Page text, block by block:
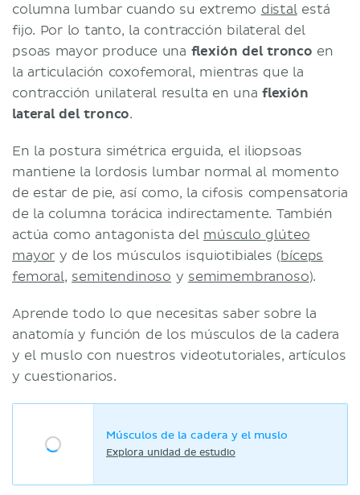
columna lumbar cuando su extremo distalestá
fijo. Por lo tanto, la contracción bilateral del
psoas mayor produce una flexión del tronco en
la articulación coxofemoral, mientras que la
contracción unilateral resulta en una flexión
lateral del tronco.
En la postura simétrica erguida, el iliopsoas
mantiene la lordosis lumbar normal al momento
de estar de pie, así como, la cifosis compensatoria
de la columna torácica indirectamente. También
actúa como antagonista del músculo glúteo
mayor y de los músculos isquiotibiales (bíceps
femoral, semitendinoso y semimembranoso).
Aprende todo lo que necesitas saber sobre la
anatomía y función de los músculos de la cadera
y el muslo con nuestros videotutoriales, artículos
y cuestionarios.
Músculos de la cadera y el muslo
Explora unidad de estudio